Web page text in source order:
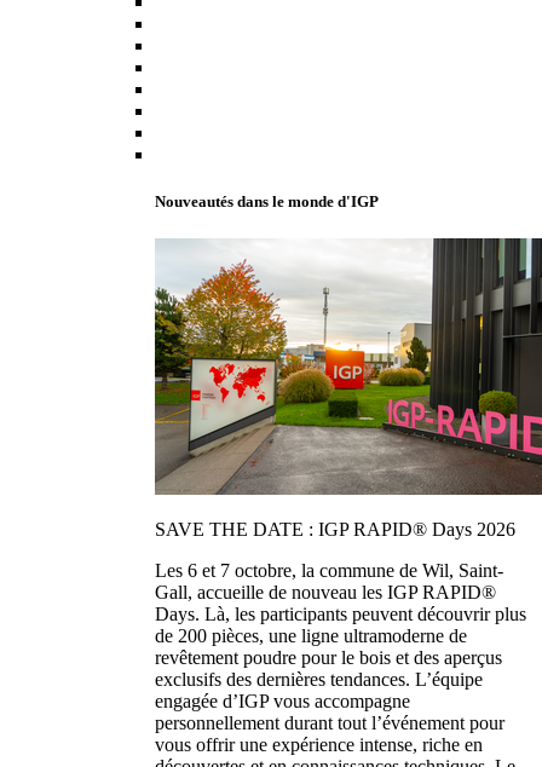
Nouveautés dans le monde d'IGP
SAVE THE DATE : IGP RAPID® Days 2026
Les 6 et 7 octobre, la commune de Wil, Saint-
Gall, accueille de nouveau les IGP RAPID®
Days. Là, les participants peuvent découvrir plus
de 200 pièces, une ligne ultramoderne de
revêtement poudre pour le bois et des aperçus
exclusifs des dernières tendances. L’équipe
engagée d’IGP vous accompagne
personnellement durant tout l’événement pour
vous offrir une expérience intense, riche en